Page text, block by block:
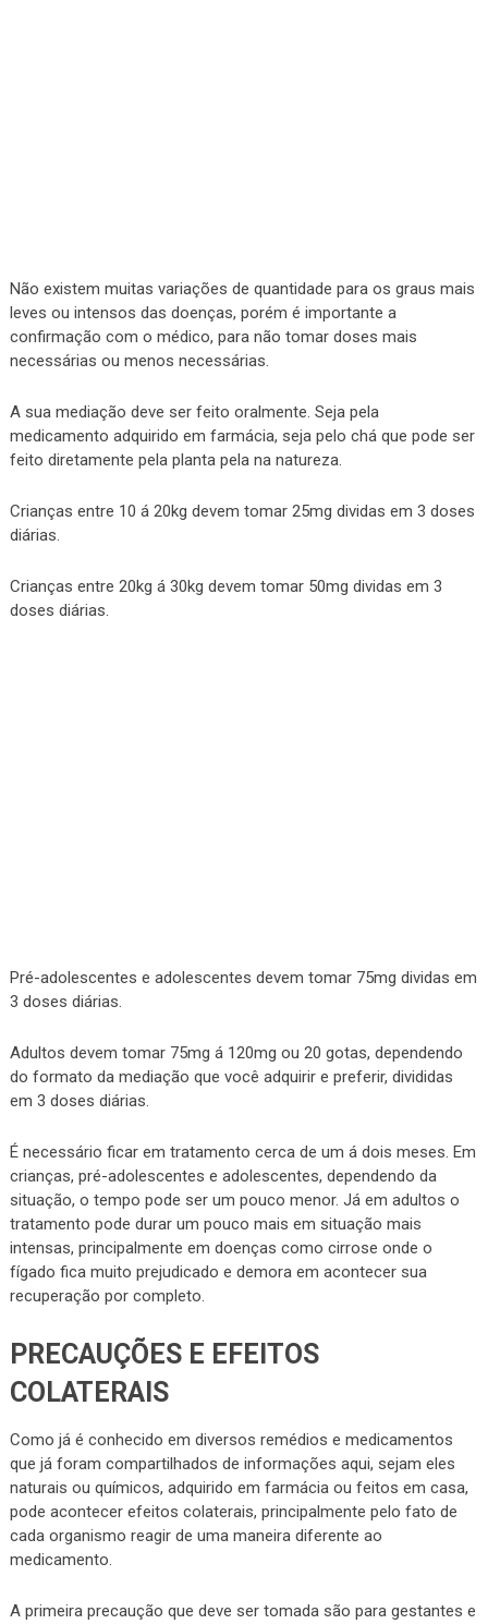
Não existem muitas variações de quantidade para os graus mais
leves ou intensos das doenças, porém é importante a
confirmação com o médico, para não tomar doses mais
necessárias ou menos necessárias.
A sua mediação deve ser feito oralmente. Seja pela
medicamento adquirido em farmácia, seja pelo chá que pode ser
feito diretamente pela planta pela na natureza.
Crianças entre 10 á 20kg devem tomar 25mg dividas em 3 doses
diárias.
Crianças entre 20kg á 30kg devem tomar 50mg dividas em 3
doses diárias.
Pré-adolescentes e adolescentes devem tomar 75mg dividas em
3 doses diárias.
Adultos devem tomar 75mg á 120mg ou 20 gotas, dependendo
do formato da mediação que você adquirir e preferir, divididas
em 3 doses diárias.
É necessário ficar em tratamento cerca de um á dois meses. Em
crianças, pré-adolescentes e adolescentes, dependendo da
situação, o tempo pode ser um pouco menor. Já em adultos o
tratamento pode durar um pouco mais em situação mais
intensas, principalmente em doenças como cirrose onde o
fígado fica muito prejudicado e demora em acontecer sua
recuperação por completo.
PRECAUÇÕES E EFEITOS
COLATERAIS
Como já é conhecido em diversos remédios e medicamentos
que já foram compartilhados de informações aqui, sejam eles
naturais ou químicos, adquirido em farmácia ou feitos em casa,
pode acontecer efeitos colaterais, principalmente pelo fato de
cada organismo reagir de uma maneira diferente ao
medicamento.
A primeira precaução que deve ser tomada são para gestantes e